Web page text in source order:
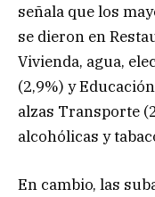
señala que los
se dieron en
Vivienda, agua,
(2,9%) y
alzas Transporte
alcohólicas y
En cambio, las